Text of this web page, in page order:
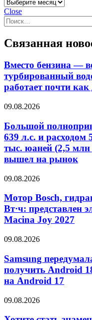
Close
Найти:
Связанная
Вместо бензина —
турбированный
работает почти как
09.08.2026
Большой
639 л.с. и расходом
тыс. юаней (2,5
вышел на рынок
09.08.2026
Мотор Bosch,
Вт·ч: представлен
Macina Joy 2027
09.08.2026
Samsung
получить Android
на Android 17
09.08.2026